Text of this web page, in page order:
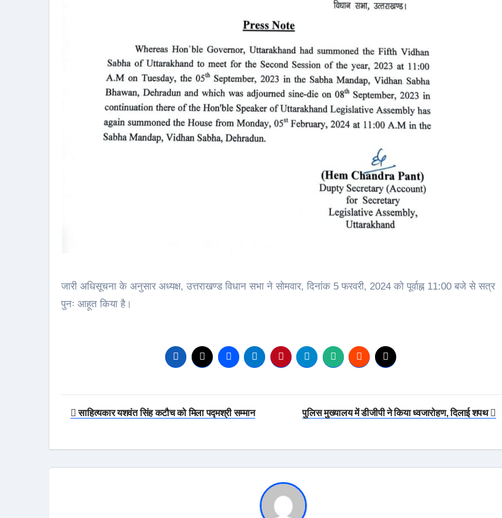
जारी अधिसूचना के अनुसार अध्यक्ष, उत्तराखण्ड विधान सभा ने सोमवार, दिनांक 5 फरवरी, 2024 को पूर्वाह्न 11:00 बजे से सत्र
पुनः आहूत किया है।
Post
साहित्यकार यशवंत सिंह कटौच को मिला पद्मश्री सम्मान पुलिस मुख्यालय में डीजीपी ने किया ध्वजारोहण, दिलाई शपथ